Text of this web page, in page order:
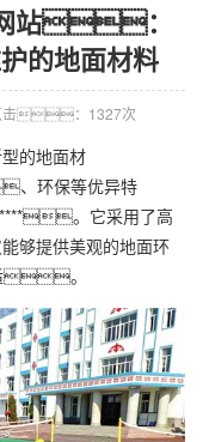
站：
的地面材料
击：1327次
的地面材
环保等优异特
。它采用了高
够提供美观的地面环
。